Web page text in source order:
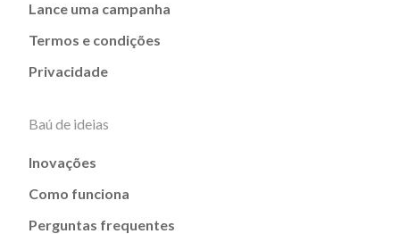
Lance uma campanha
Termos e condições
Privacidade
Baú de ideias
Inovações
Como funciona
Perguntas frequentes